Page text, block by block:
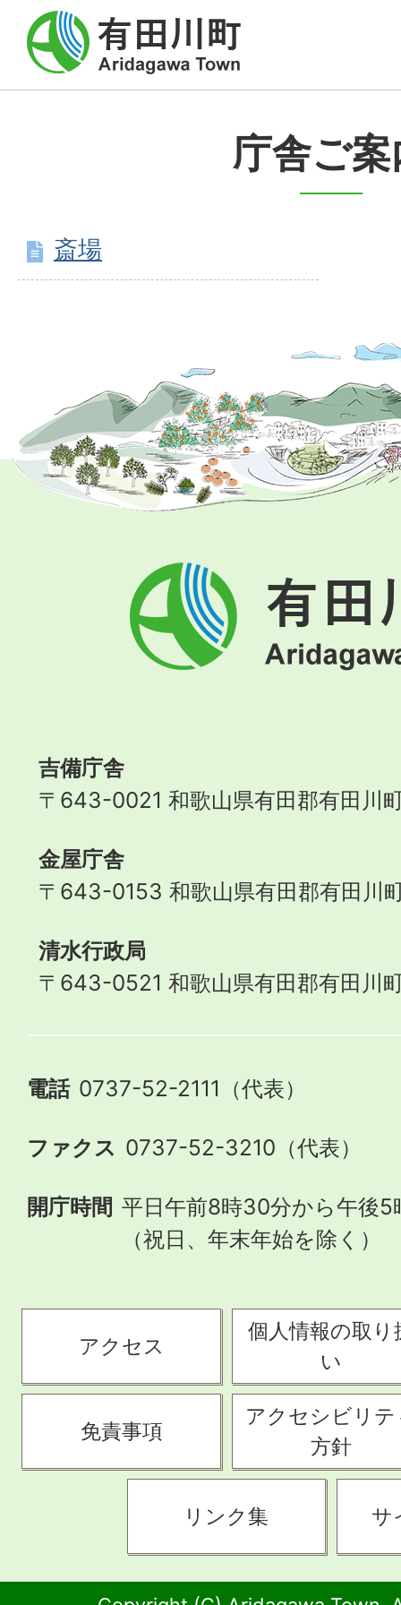
庁舎ご案
斎場
有
田
川
町
吉備庁舎
〒643-0021 和歌山県有田郡有田川
金屋庁舎
〒643-0153 和歌山県有田郡有田川
清水行政局
〒643-0521 和歌山県有田郡有田川
電話 0737-52-2111（代表）
ファクス 0737-52-3210（代表）
開庁時間 平日午前8時30分から午後5
（祝日、年末年始を除く）
アクセス
個人情報の取り
い
免責事項
アクセシビリテ
方針
リンク集 サ